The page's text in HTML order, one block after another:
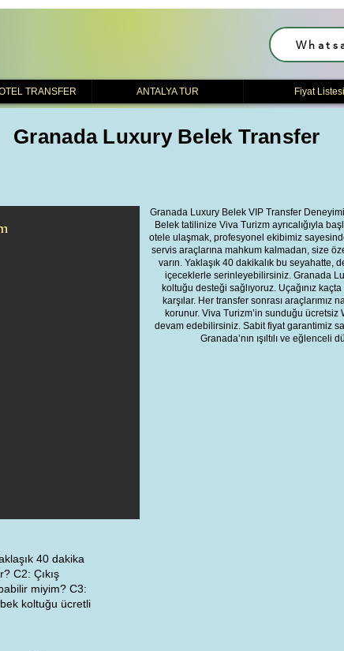
TRANSFER ANTALYA TUR Fiyat Listesi
Granada Luxury Belek Transfer
40 dakika
C2: Çıkış
miyim? C3:
koltuğu ücretli
Granada Luxury Belek VIP Transfer
Belek tatilinize Viva Turizm ayrıcalığıyla
otele ulaşmak, profesyonel ekibimiz
servis araçlarına mahkum kalmadan, size
varın. Yaklaşık 40 dakikalık bu seyahatte,
içeceklerle serinleyebilirsiniz. Granada
koltuğu desteği sağlıyoruz. Uçağınız
karşılar. Her transfer sonrası
korunur. Viva Turizm’in sunduğu ücretsiz
devam edebilirsiniz. Sabit fiyat garantimiz
Granada’nın ışıltılı ve